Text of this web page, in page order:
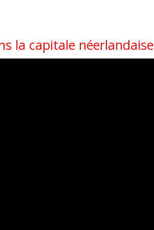
la capitale néerlandaise